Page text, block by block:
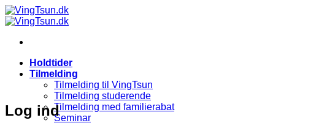
Fortsæt
til
Holdtider
Tilmelding
Tilmelding til VingTsun
Tilmelding studerende
Tilmelding med familierabat
Seminar
Log ind